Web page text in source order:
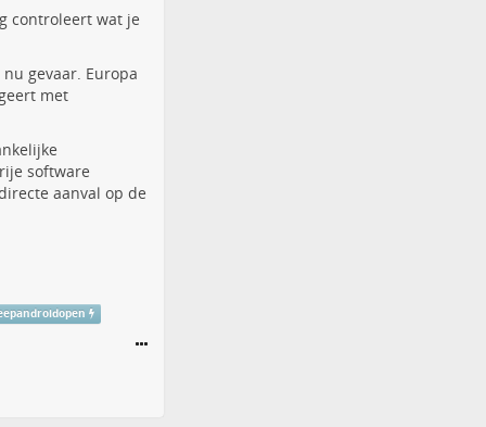
controleert wat je
gevaar. Europa
met
software
aanval op de